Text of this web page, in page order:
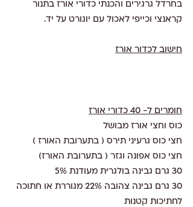
בחרדל גרגירים והכנתי כדורי אורז בתנור
קראנצי וכייפי לאכול עם יוגורט על יד.
חישוב לכדור אורז
חומרים ל- 40 כדורי אורז
כוס וחצי אורז מבושל
חצי כוס גרעיני תירס ( בתערובת האורז )
חצי כוס אפונה וגזר ( בתערובת האורז)
30 גרם גבינה בולגרית מעודנת 5%
30 גרם גבינה צהובה 22% מגוררת או חתוכה
לחתיכות קטנות